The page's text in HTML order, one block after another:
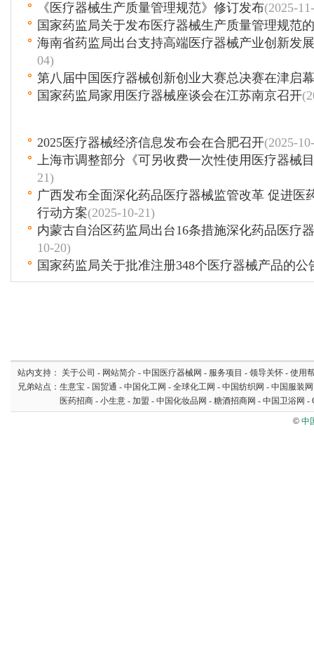
《医疗器械生产质量管理规范》修订发布(2025-
国家药监局关于发布医疗器械生产质量管理规范
海南省药监局出台支持高端医疗器械产业创新发
04)
第八届中国医疗器械创新创业大赛总决赛在津启幕
国家药监局家用医疗器械座谈会在江苏南京召开
2025医疗器械经济信息发布会在合肥召开(2025-
上海市调整部分《可另收费一次性使用医疗器械
21)
广西发布全面深化药品医疗器械监管改革 促进医
行动方案(2025-10-21)
内蒙古自治区药监局出台16条措施深化药品医疗
10-20)
国家药监局关于批准注册348个医疗器械产品的公
站内支持： 关于公司 - 网站简介 - 中国医疗器械网 - 服务项目 - 领导关怀 - 使用
兄弟站点： 生意宝 - 国贸通 - 中国化工网 - 全球化工网 - 中国纺织网 - 中国服装网
医药招商 - 小生意 - 加盟 - 中国化妆品网 - 糖酒招商网 - 中国卫浴网 -
© 中